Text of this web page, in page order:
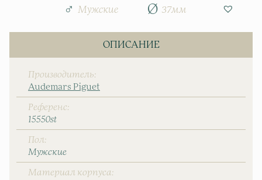
Мужские 37мм
ОПИСАНИЕ
Производитель
Audemars Piguet
Референс
15550st
Пол
Мужские
Материал корпуса